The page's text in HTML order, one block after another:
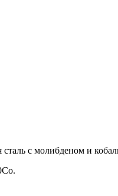
с молибденом и